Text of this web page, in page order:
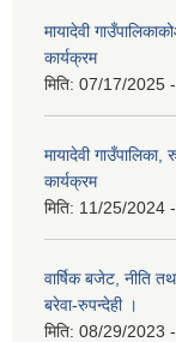
मायादेवी
कार्यक्रम
मिति: 07/17/2025
मायादेवी
कार्यक्रम
मिति: 11/25/2024
वार्षिक बजेट, नीति
बरेवा-रुपन्देही ।
मिति: 08/29/2023